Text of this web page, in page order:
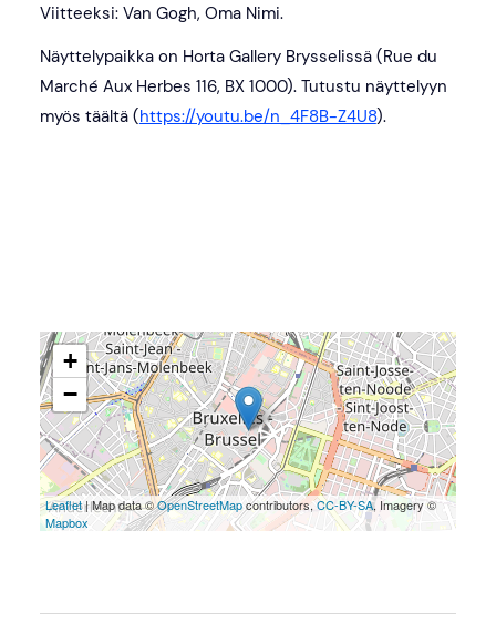
Viitteeksi: Van Gogh, Oma Nimi.
Näyttelypaikka on Horta Gallery Brysselissä (Rue du
Marché Aux Herbes 116, BX 1000). Tutustu näyttelyyn
myös täältä (https://youtu.be/n_4F8B-Z4U8).
+
−
Leaflet| Map data ©OpenStreetMapcontributors,CC-BY-SA, Imagery ©
Mapbox